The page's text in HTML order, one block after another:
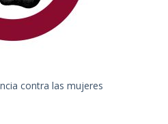
contra las mujeres